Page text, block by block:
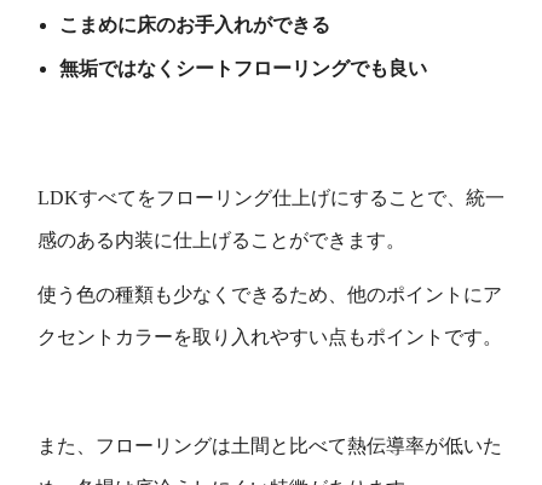
こまめに床のお手入れができる
無垢ではなくシートフローリングでも良い
LDKすべてをフローリング仕上げにすることで、統一
感のある内装に仕上げることができます。
使う色の種類も少なくできるため、他のポイントにア
クセントカラーを取り入れやすい点もポイントです。
また、フローリングは土間と比べて熱伝導率が低いた